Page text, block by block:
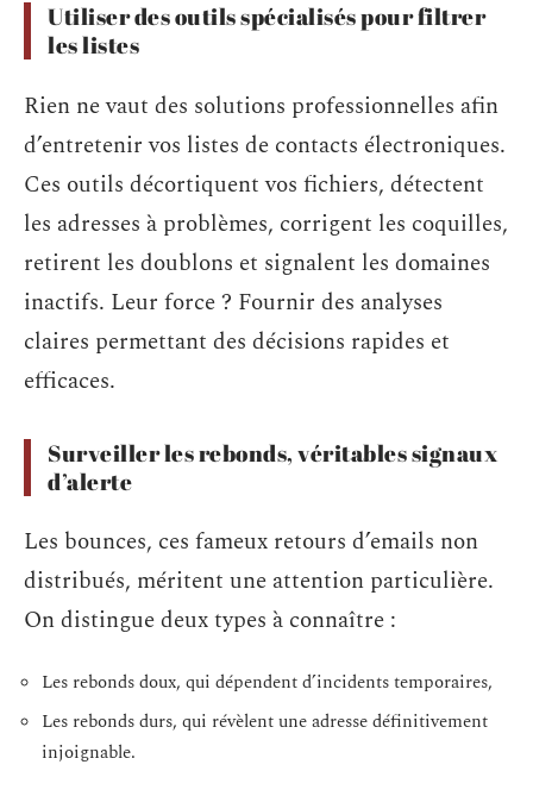
Utiliser des outils spécialisés pour filtrer
les listes
Rien ne vaut des solutions professionnelles afin
d’entretenir vos listes de contacts électroniques.
Ces outils décortiquent vos fichiers, détectent
les adresses à problèmes, corrigent les coquilles,
retirent les doublons et signalent les domaines
inactifs. Leur force ? Fournir des analyses
claires permettant des décisions rapides et
efficaces.
Surveiller les rebonds, véritables signaux
d’alerte
Les bounces, ces fameux retours d’emails non
distribués, méritent une attention particulière.
On distingue deux types à connaître :
Les rebonds doux, qui dépendent d’incidents temporaires,
Les rebonds durs, qui révèlent une adresse définitivement
injoignable.